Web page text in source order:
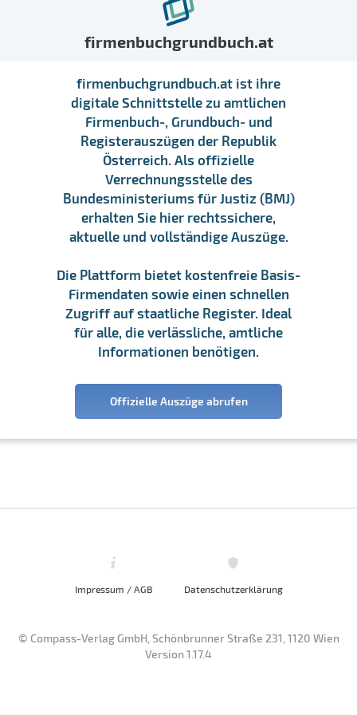
firmenbuchgrundbuch.at
firmenbuchgrundbuch.at ist ihre
digitale Schnittstelle zu amtlichen
Firmenbuch-, Grundbuch- und
Registerauszügen der Republik
Österreich. Als offizielle
Verrechnungsstelle des
Bundesministeriums für Justiz (BMJ)
erhalten Sie hier rechtssichere,
aktuelle und vollständige Auszüge.
Die Plattform bietet kostenfreie Basis-
Firmendaten sowie einen schnellen
Zugriff auf staatliche Register. Ideal
für alle, die verlässliche, amtliche
Informationen benötigen.
Offizielle Auszüge abrufen
Impressum / AGB Datenschutzerklärung
© Compass-Verlag GmbH, Schönbrunner Straße 231, 1120 Wien
Version 1.17.4